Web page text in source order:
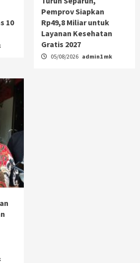
10
Pemprov Siapkan
Rp49,8 Miliar untuk
Layanan Kesehatan
Gratis 2027
05/08/2026 admin1 mk